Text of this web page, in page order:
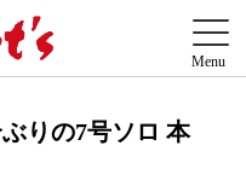
りの7号ソロ 本